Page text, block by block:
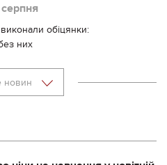
обіцянки:
них
новин